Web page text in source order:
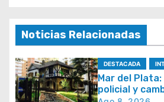
g
a
c
i
Noticias Relacionadas
DESTACADA
Mar del
policial y